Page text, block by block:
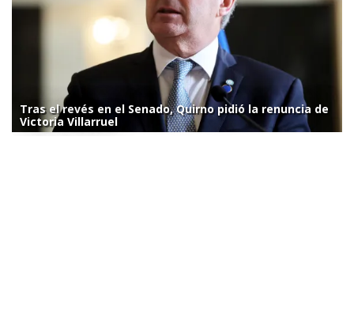
Tras el revés en el Senado, Quirno pidió la renuncia de
Victoria Villarruel